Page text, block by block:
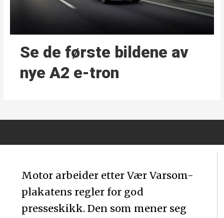
Se de første bildene av
nye A2 e-tron
Motor arbeider etter Vær Varsom-
plakatens regler for god
presseskikk. Den som mener seg